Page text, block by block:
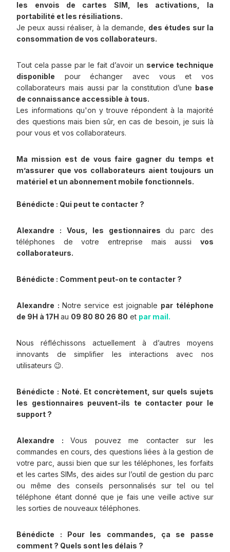
les envois de cartes SIM, les activations, la
portabilité et les résiliations.
Je peux aussi réaliser, à la demande, des études sur la
consommation de vos collaborateurs.
Tout cela passe par le fait d’avoir un service technique
disponible pour échanger avec vous et vos
collaborateurs mais aussi par la constitution d’une base
de connaissance accessible à tous.
Les informations qu'on y trouve répondent à la majorité
des questions mais bien sûr, en cas de besoin, je suis là
pour vous et vos collaborateurs.
Ma mission est de vous faire gagner du temps et
m’assurer que vos collaborateurs aient toujours un
matériel et un abonnement mobile fonctionnels.
Bénédicte : Qui peut te contacter ?
Alexandre : Vous, les gestionnairesdu parc des
téléphones de votre entreprise mais aussi vos
collaborateurs.
Bénédicte : Comment peut-on te contacter ?
Alexandre : Notre service est joignable par téléphone
de 9H à 17Hau 09 80 80 26 80 et par mail.
Nous réfléchissons actuellement à d’autres moyens
innovants de simplifier les interactions avec nos
utilisateurs 😉.
Bénédicte : Noté. Et concrètement, sur quels sujets
les gestionnaires peuvent-ils te contacter pour le
support ?
Alexandre :Vous pouvez me contacter sur les
commandes en cours, des questions liées à la gestion de
votre parc, aussi bien que sur les téléphones, les forfaits
et les cartes SIMs, des aides sur l’outil de gestion du parc
ou même des conseils personnalisés sur tel ou tel
téléphone étant donné que je fais une veille active sur
les sorties de nouveaux téléphones.
Bénédicte : Pour les commandes, ça se passe
comment ? Quels sont les délais ?